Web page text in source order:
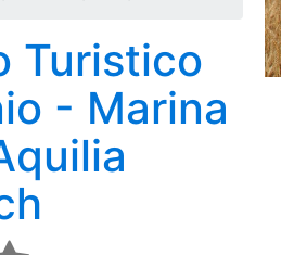
Turistico
- Marina